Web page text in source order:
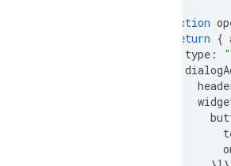
function
return {
type :